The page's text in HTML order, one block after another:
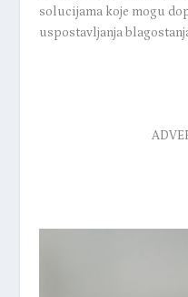
solucijama koje mogu
uspostavljanja